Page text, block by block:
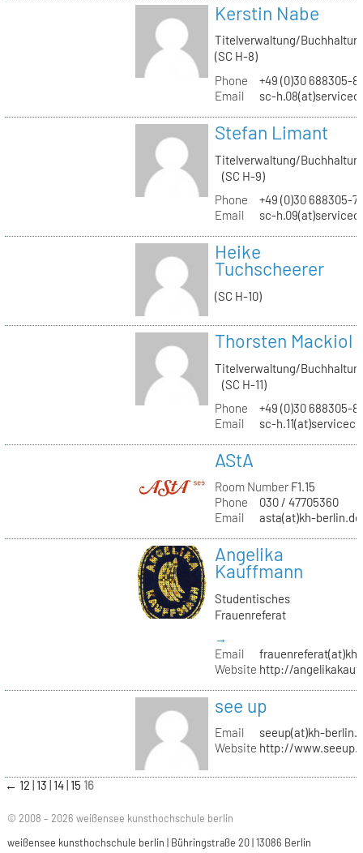
Kerstin Nabe
Titelverwaltung/
(SC H-8)
Phone
+49 (0)30 688305-
Email
sc-
Stefan Limant
Titelverwaltung/
(SC H-9)
Phone
+49 (0)30 688305-
Email
sc-
Heike
Tuchscheerer
(SC H-10)
Thorsten Mackiol
Titelverwaltung/
(SC H-11)
Phone
+49 (0)30 688305-
Email
sc-
AStA
Room NumberF1.15
Phone
030 / 47705360
Email
asta(at)kh-berlin.de
Angelika
Kauffmann
Studentisches
Frauenreferat
→
Email
Website http://
see up
Email
seeup(at)kh-
Website http://
← 12 13 14 15 16
© 2008 – 2026 weißensee kunsthochschule berlin
weißensee kunsthochschule berlin | Bühringstraße 20 | 13086 Berlin